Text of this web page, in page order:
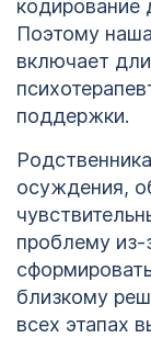
кодирование
Поэтому
включает
поддержки.
осуждения,
проблему
близкому
всех этапах